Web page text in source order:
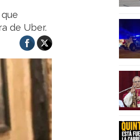
de Uber.